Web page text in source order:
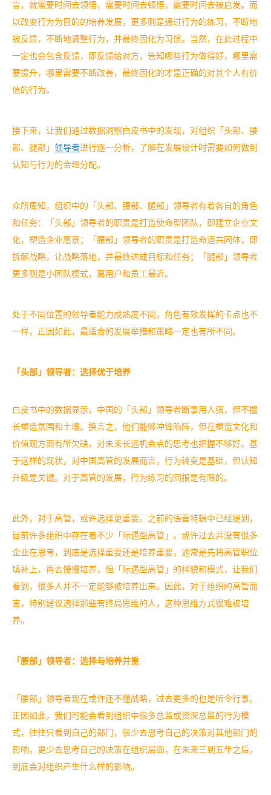
言，就需要时间去领悟，需要时间去顿悟，需要时间去被启发。而
以改变行为为目的的培养发展，更多则是通过行为的练习，不断地
被反馈，不断地调整行为，并最终固化为习惯。当然，在此过程中
一定也会包含反馈，即反馈给对方，告知哪些行为做得好，哪里需
要提升，哪里需要不断改善，最终固化的才是正确的对其个人有价
值的行为。
接下来，让我们通过数据洞察白皮书中的发现，对组织「头部、腰
部、腿部」 领导者进行逐一分析，了解在发展设计时需要如何做到
认知与行为的合理分配。
众所周知，组织中的「头部、腰部、腿部」领导者有着各自的角色
和任务：「头部」领导者的职责是打造使命型团队，即建立企业文
化，塑造企业愿景；「腰部」领导者的职责是打造命运共同体，即
拆解战略，让战略落地，并最终达成目标和任务；「腿部」领导者
更多则是小团队模式，离用户和员工最近。
处于不同位置的领导者能力成熟度不同，角色有效发挥的卡点也不
一样，正因如此，最适合的发展举措和策略一定也有所不同。
「头部」领导者：选择优于培养
白皮书中的数据显示，中国的「头部」领导者断事用人强，但不擅
长塑造氛围和土壤。换言之，他们能够冲锋陷阵，但在塑造文化和
价值观方面有所欠缺，对未来长远机会点的思考也把握不够好。基
于这样的现状，对中国高管的发展而言，行为转变是基础，但认知
升级是关键。对于高管的发展，行为练习的回报是有限的。
此外，对于高管，或许选择更重要。之前的语音特辑中已经提到，
目前许多组织中存在着不少「际遇型高管」。或许过去并没有很多
企业在思考，到底是选择重要还是培养重要，通常是先将高管职位
填补上，再去慢慢培养，但「际遇型高管」的样貌和模式，让我们
看到，很多人并不一定能够被培养出来。因此，对于组织的高管而
言，特别建议选择那些有终局思维的人，这种思维方式很难被培
养。
「腰部」领导者：选择与培养并重
「腰部」领导者现在或许还不懂战略，过去更多的也是听令行事。
正因如此，我们可能会看到组织中很多总监或资深总监的行为模
式，往往只看到自己的部门，很少去思考自己的决策对其他部门的
影响，更少去思考自己的决策在组织层面，在未来三到五年之后，
到底会对组织产生什么样的影响。